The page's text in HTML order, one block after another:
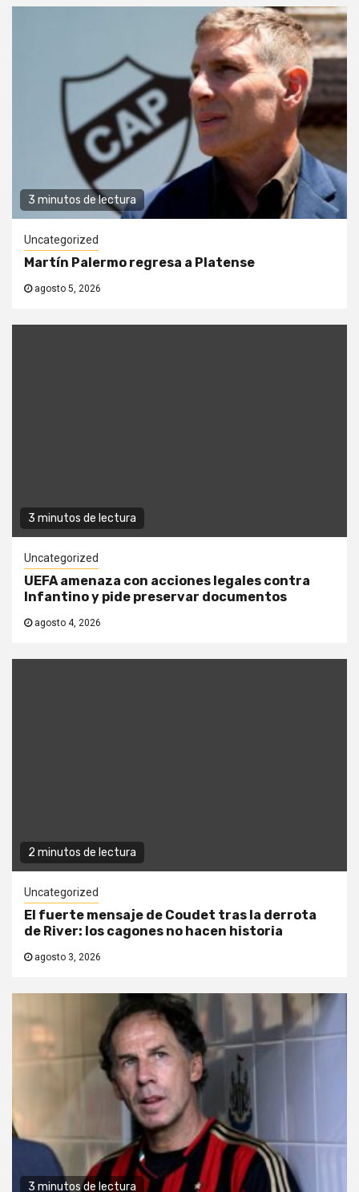
3 minutos de lectura
Uncategorized
Martín Palermo regresa a Platense
agosto 5, 2026
3 minutos de lectura
Uncategorized
UEFA amenaza con acciones legales contra
Infantino y pide preservar documentos
agosto 4, 2026
2 minutos de lectura
Uncategorized
El fuerte mensaje de Coudet tras la derrota
de River: los cagones no hacen historia
agosto 3, 2026
3 minutos de lectura